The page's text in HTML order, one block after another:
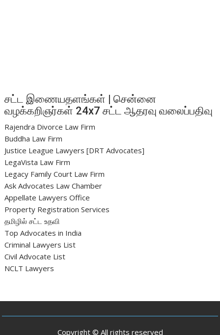
சட்ட இணையதளங்கள் | சென்னை
வழக்கறிஞர்கள் 24x7 சட்ட ஆதரவு வலைப்பதிவு
Rajendra Divorce Law Firm
Buddha Law Firm
Justice League Lawyers [DRT Advocates]
LegaVista Law Firm
Legacy Family Court Law Firm
Ask Advocates Law Chamber
Appellate Lawyers Office
Property Registration Services
தமிழில் சட்ட உதவி
Top Advocates in India
Criminal Lawyers List
Civil Advocate List
NCLT Lawyers
Copyright © All rights reserved